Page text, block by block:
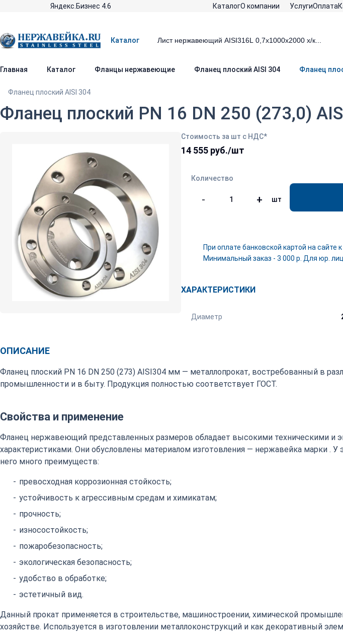
Яндекс.Бизнес 4.6 КаталогО компании УслугиОплата
Каталог
Главная Каталог Фланцы нержавеющие Фланец плоский AISI 304 Фланец
Фланец плоский AISI 304
Фланец плоский PN 16 DN 250 (273,0)
Стоимость за шт с НДС*
14 555 руб./шт
Количество
- + шт
При оплате банковской картой на сайте
Минимальный заказ - 3 000 р. Для юр.
ХАРАКТЕРИСТИКИ
Диаметр
ОПИСАНИЕ
Фланец плоский PN 16 DN 250 (273) AISI304 мм — металлопрокат, востребованный в
промышленности и в быту. Продукция полностью соответствует ГОСТ.
Свойства и применение
Фланец нержавеющий представленных размеров обладает высокими техническими и
характеристиками. Они обусловлены материалом изготовления — нержавейка марки . У
него много преимуществ:
превосходная коррозионная стойкость;
устойчивость к агрессивным средам и химикатам;
прочность;
износостойкость;
пожаробезопасность;
экологическая безопасность;
удобство в обработке;
эстетичный вид.
Данный прокат применяется в строительстве, машиностроении, химической
хозяйстве. Используется в изготовлении металлоконструкций и как декоративный